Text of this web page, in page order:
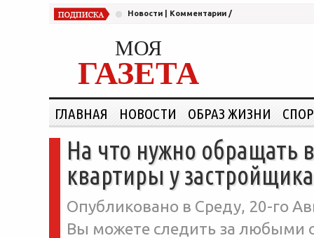
Новости Комментарии /
МОЯ
ГАЗЕТА
ГЛАВНАЯ НОВОСТИ ОБРАЗ ЖИЗНИ
На что нужно обращать
квартиры у
Опубликовано в Среду, 20-го
Вы можете следить за любыми